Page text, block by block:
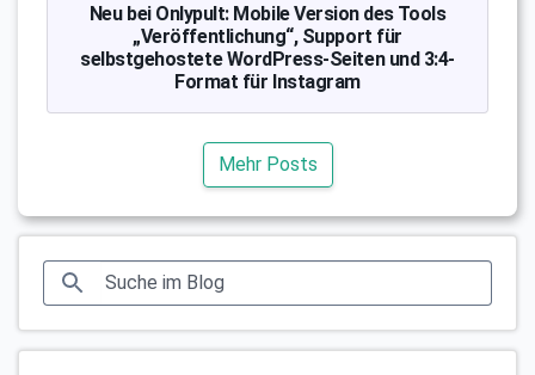
Neu bei Onlypult: Mobile Version des Tools
„Veröffentlichung“, Support für
selbstgehostete WordPress-Seiten und 3:4-
Format für Instagram
Mehr Posts